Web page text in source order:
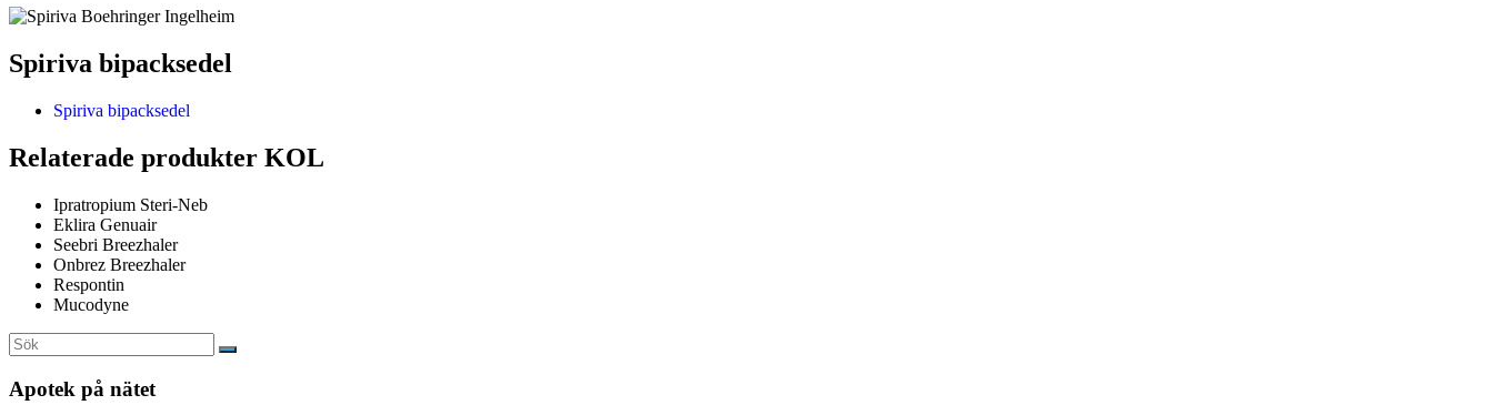
Spiriva bipacksedel
Spiriva bipacksedel
Relaterade produkter KOL
Ipratropium Steri-Neb
Eklira Genuair
Seebri Breezhaler
Onbrez Breezhaler
Respontin
Mucodyne
Apotek på nätet